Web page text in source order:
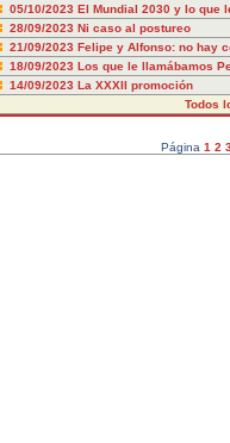
05/10/2023 El Mundial 2030 y lo que
28/09/2023 Ni caso al postureo
21/09/2023 Felipe y Alfonso: no hay
18/09/2023 Los que le llamábamos
14/09/2023 La XXXII promoción
Todos
Página 1 2